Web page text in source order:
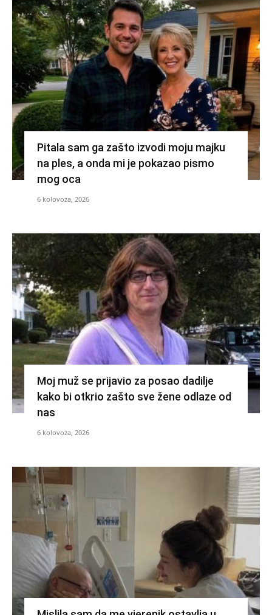
Pitala sam ga zašto izvodi moju majku
na ples, a onda mi je pokazao pismo
mog oca
6 kolovoza, 2026
Moj muž se prijavio za posao dadilje
kako bi otkrio zašto sve žene odlaze od
nas
6 kolovoza, 2026